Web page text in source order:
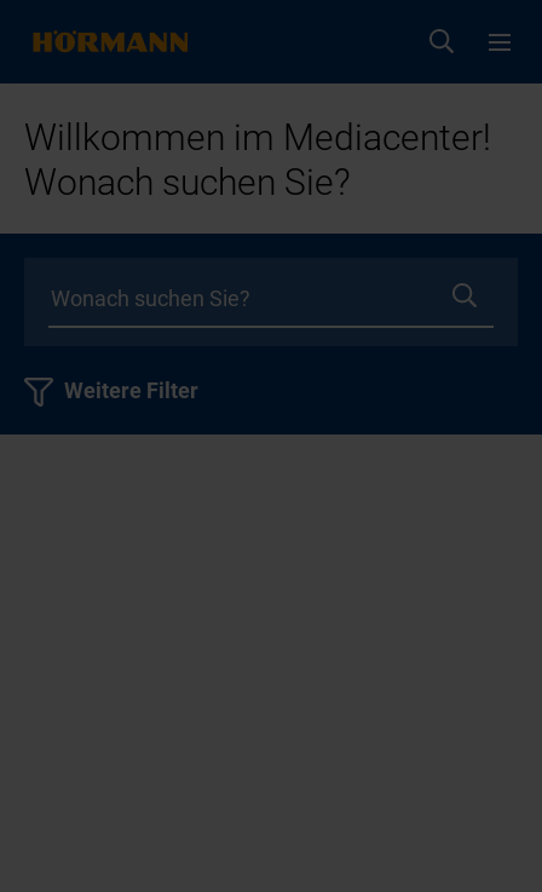
Willkommen im Mediacenter!
Wonach suchen Sie?
Weitere Filter